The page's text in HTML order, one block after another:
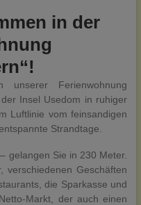
in der
Ferienwohnung
der Insel Usedom in ruhiger
Luftlinie vom feinsandigen
Strandtage.
gelangen Sie in 230 Meter.
verschiedenen Geschäften
die Sparkasse und
Markt, der auch einen